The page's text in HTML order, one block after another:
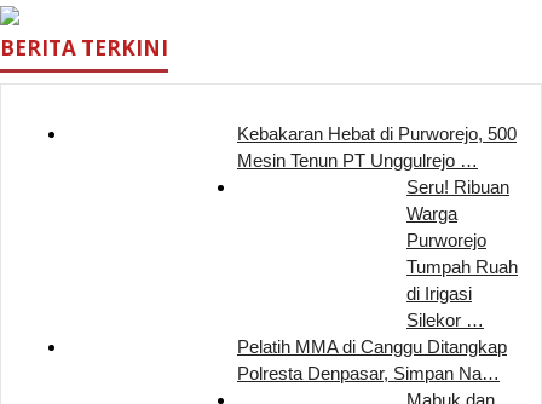
BERITA TERKINI
Kebakaran Hebat di Purworejo, 500
Mesin Tenun PT Unggulrejo …
Seru! Ribuan
Warga
Purworejo
Tumpah Ruah
di Irigasi
Silekor …
Pelatih MMA di Canggu Ditangkap
Polresta Denpasar, Simpan Na…